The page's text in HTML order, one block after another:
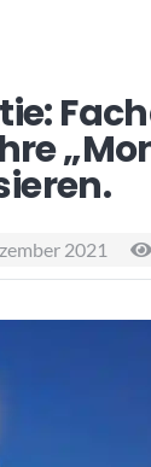
2021